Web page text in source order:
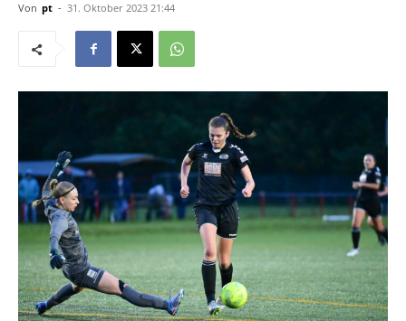
Von pt - 31. Oktober 2023 21:44